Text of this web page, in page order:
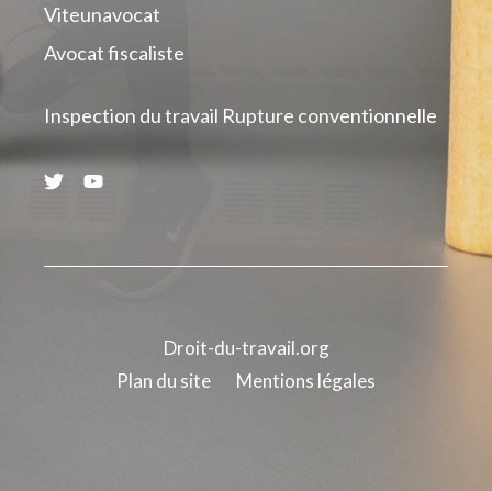
Viteunavocat
Avocat fiscaliste
Inspection du travail Rupture conventionnelle
Droit-du-travail.org
Plan du site
Mentions légales